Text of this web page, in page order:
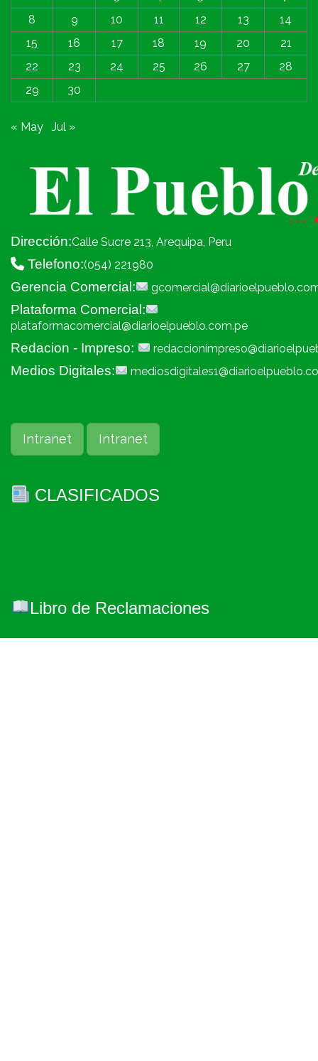
8
9 10 11 12 13
14
15
16 17 18 19 20
21
22
23 24 25 26 27
28
29
30
« May Jul »
Dirección:Calle Sucre 213, Arequipa, Peru
Telefono:(054) 221980
Gerencia Comercial:
Plataforma Comercial:
plataformacomercial@diarioelpueblo.com.pe
Redacion - Impreso:
Medios Digitales:
Intranet Intranet
CLASIFICADOS
Libro de Reclamaciones